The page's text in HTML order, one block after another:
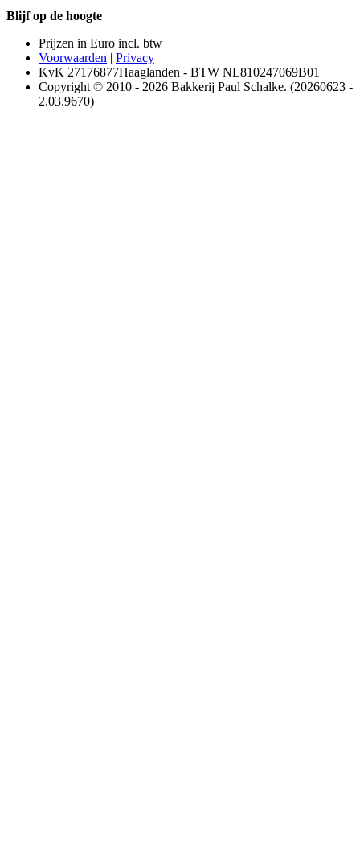
Blijf op de hoogte
Prijzen in Euro incl. btw
Voorwaarden | Privacy
KvK 27176877Haaglanden - BTW NL810247069B01
Copyright © 2010 - 2026 Bakkerij Paul Schalke. (20260623 -
2.03.9670)